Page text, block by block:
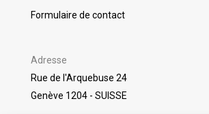
Formulaire de contact
Adresse
Rue de l'Arquebuse 24
Genève 1204 - SUISSE